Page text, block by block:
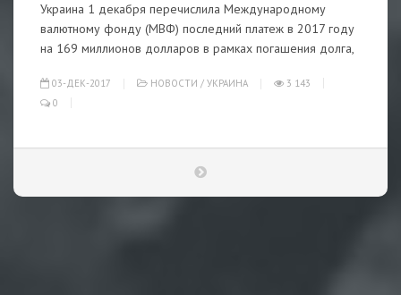
Украина 1 декабря перечислила Международному
валютному фонду (МВФ) последний платеж в 2017 году
на 169 миллионов долларов в рамках погашения долга,
03-ДЕК-2017 НОВОСТИ / УКРАИНА
3 143
0